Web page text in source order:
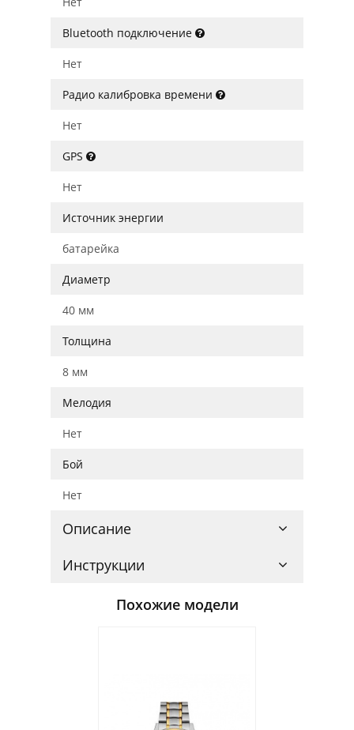
Bluetooth подключение
Нет
Радио калибровка времени
Нет
GPS
Нет
Источник энергии
батарейка
Диаметр
40 мм
Толщина
8 мм
Мелодия
Нет
Бой
Нет
Описание
Инструкции
Похожие модели